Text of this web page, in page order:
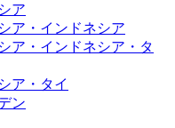
ア
ア・インドネシア
ア・インドネシア・タ
ア・タイ
ン